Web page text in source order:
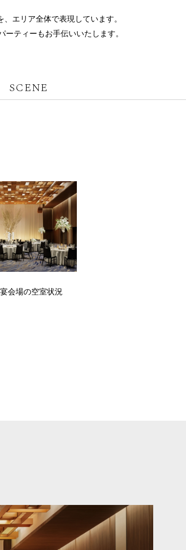
エリア全体で表現しています。
ティーもお手伝いいたします。
SCENE
会場の空室状況